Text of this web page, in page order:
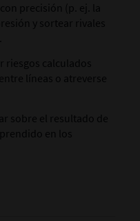
precisión (p. ej. la
y sortear rivales
riesgos calculados
líneas o atreverse
sobre el resultado de
en los